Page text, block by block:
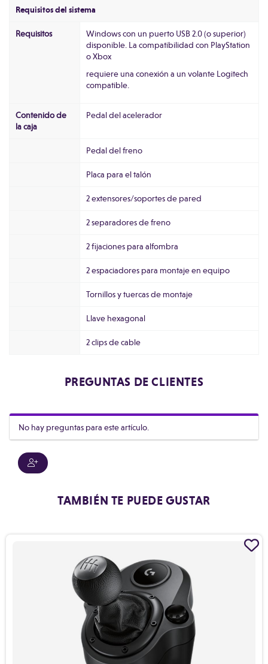
Requisitos del sistema
Requisitos
Windows con un puerto USB 2.0 (o superior)
disponible. La compatibilidad con PlayStation
o Xbox
requiere una conexión a un volante Logitech
compatible.
Contenido de
la caja
Pedal del acelerador
Pedal del freno
Placa para el talón
2 extensores/soportes de pared
2 separadores de freno
2 fijaciones para alfombra
2 espaciadores para montaje en equipo
Tornillos y tuercas de montaje
Llave hexagonal
2 clips de cable
PREGUNTAS DE CLIENTES
No hay preguntas para este artículo.
TAMBIÉN TE PUEDE GUSTAR